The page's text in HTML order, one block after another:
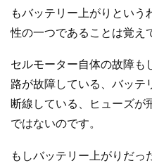
もバッテリー上がりという
性の一つであることは覚え
セルモーター自体の故障も
路が故障している、バッテ
断線している、ヒューズが
ではないのです。
もしバッテリー上がりだっ